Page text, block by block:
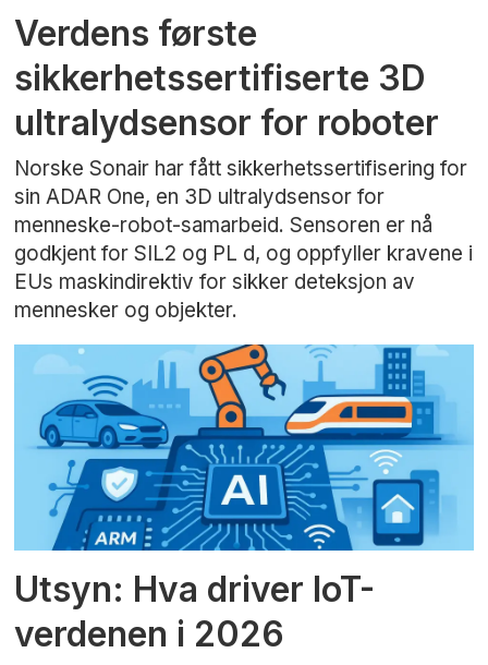
Verdens første
sikkerhetssertifiserte 3D
ultralydsensor for roboter
Norske Sonair har fått sikkerhetssertifisering for
sin ADAR One, en 3D ultralydsensor for
menneske-robot-samarbeid. Sensoren er nå
godkjent for SIL2 og PL d, og oppfyller kravene i
EUs maskindirektiv for sikker deteksjon av
mennesker og objekter.
Utsyn: Hva driver IoT-
verdenen i 2026